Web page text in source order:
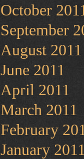
October
September
August 2011
June 2011
April 2011
March 2011
February
January 2011